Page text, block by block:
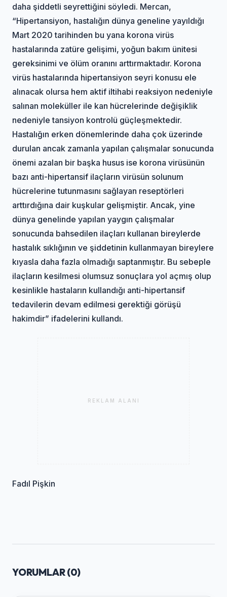
daha şiddetli seyrettiğini söyledi. Mercan,
“Hipertansiyon, hastalığın dünya geneline yayıldığı
Mart 2020 tarihinden bu yana korona virüs
hastalarında zatüre gelişimi, yoğun bakım ünitesi
gereksinimi ve ölüm oranını arttırmaktadır. Korona
virüs hastalarında hipertansiyon seyri konusu ele
alınacak olursa hem aktif iltihabi reaksiyon nedeniyle
salınan moleküller ile kan hücrelerinde değişiklik
nedeniyle tansiyon kontrolü güçleşmektedir.
Hastalığın erken dönemlerinde daha çok üzerinde
durulan ancak zamanla yapılan çalışmalar sonucunda
önemi azalan bir başka husus ise korona virüsünün
bazı anti-hipertansif ilaçların virüsün solunum
hücrelerine tutunmasını sağlayan reseptörleri
arttırdığına dair kuşkular gelişmiştir. Ancak, yine
dünya genelinde yapılan yaygın çalışmalar
sonucunda bahsedilen ilaçları kullanan bireylerde
hastalık sıklığının ve şiddetinin kullanmayan bireylere
kıyasla daha fazla olmadığı saptanmıştır. Bu sebeple
ilaçların kesilmesi olumsuz sonuçlara yol açmış olup
kesinlikle hastaların kullandığı anti-hipertansif
tedavilerin devam edilmesi gerektiği görüşü
hakimdir” ifadelerini kullandı.
REKLAM ALANI
Fadıl Pişkin
YORUMLAR (0)